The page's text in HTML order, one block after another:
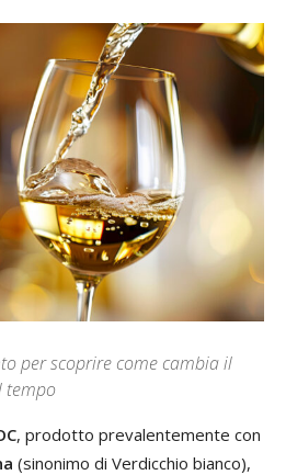
per scoprire come cambia il
tempo
, prodotto prevalentemente con
(sinonimo di Verdicchio bianco),